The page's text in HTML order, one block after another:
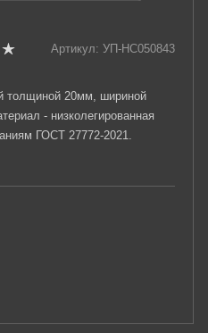
Артикул: УП-НС050843
толщиной 20мм, шириной
- низколегированная
ГОСТ 27772-2021.